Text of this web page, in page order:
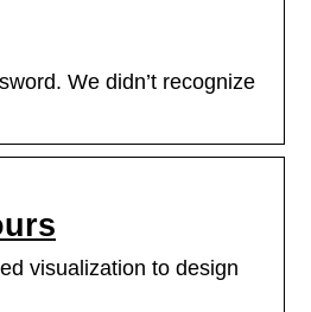
We didn’t recognize
visualization to design